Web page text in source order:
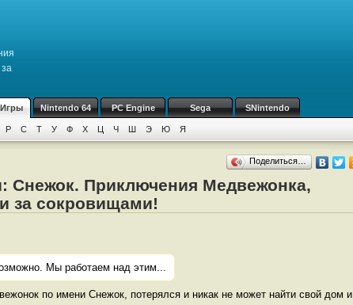
Nintendo 64 PC Engine Sega SNintendo
Р С Т У Ф Х Ц Ч Ш Э Ю Я
Поделиться…
Снежок. Приключения Медвежонка,
за сокровищами!
Мы работаем над этим...
по имени Снежок, потерялся и никак не может найти свой дом и